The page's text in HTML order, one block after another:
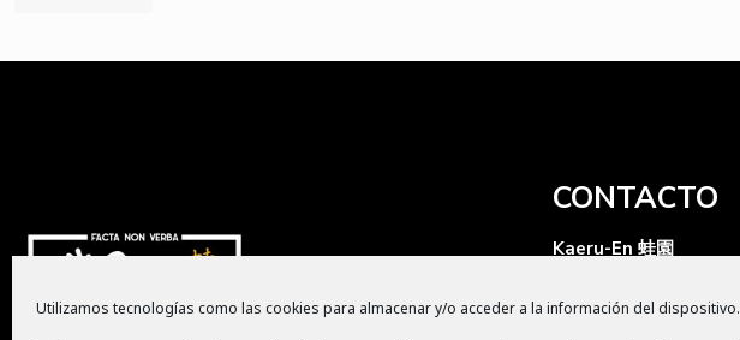
Utilizamos tecnologías como las cookies para almacenar y/o acceder a la información del dispositivo.
CONTACTO
Kaeru-En 蛙園
Kaeru Producciones S.L